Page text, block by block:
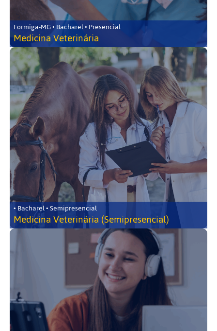
Formiga-MG • Bacharel • Presencial
Medicina Veterinária
• Bacharel • Semipresencial
Medicina Veterinária (Semipresencial)